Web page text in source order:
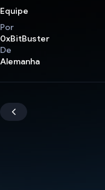
Equipe
Por
0xBitBuster
De
Alemanha